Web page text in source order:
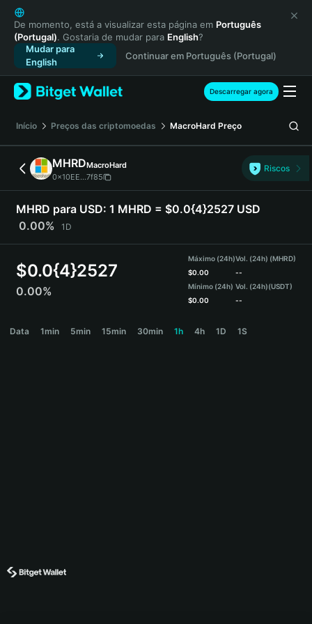
English
日本語
Tiếng Việt
Русский
Español (Latinoamérica)
Türkçe
Français
Deutsch
简体中文
繁體中文
Português (Portugal)
Bahasa Indonesia
ภาษาไทย
हिन्दी
Español
Português (Brasil)
De momento, está a visualizar esta página em Português
(Portugal). Gostaria de mudar para English?
Mudar para
English
Continuar em Português (Portugal)
Descarregar agora
Início Preços das criptomoedas MacroHard Preço
MHRDMacroHard
0x10EE...7f85
Riscos
MHRD para USD: 1 MHRD = $0.0{4}2527 USD
0.00%
1D
$0.0{4}2527
0.00%
Máximo (24h)
$0.00
Mínimo (24h)
$0.00
Vol. (24h) (MHRD)
--
Vol. (24h)(USDT)
--
Data 1min 5min 15min 30min 1h 4h 1D 1S